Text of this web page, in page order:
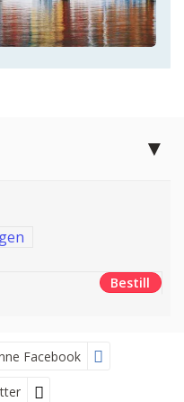
Bestill
Facebook